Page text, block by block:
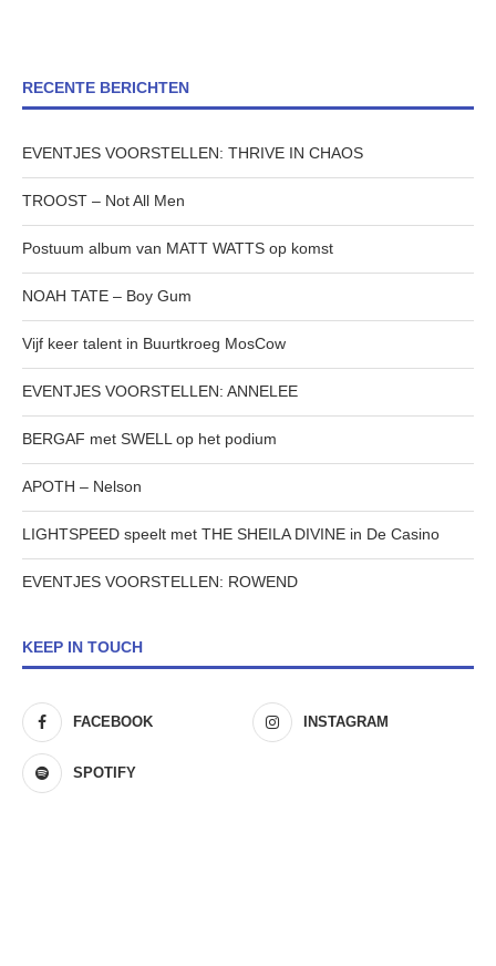
RECENTE BERICHTEN
EVENTJES VOORSTELLEN: THRIVE IN CHAOS
TROOST – Not All Men
Postuum album van MATT WATTS op komst
NOAH TATE – Boy Gum
Vijf keer talent in Buurtkroeg MosCow
EVENTJES VOORSTELLEN: ANNELEE
BERGAF met SWELL op het podium
APOTH – Nelson
LIGHTSPEED speelt met THE SHEILA DIVINE in De Casino
EVENTJES VOORSTELLEN: ROWEND
KEEP IN TOUCH
FACEBOOK INSTAGRAM
SPOTIFY